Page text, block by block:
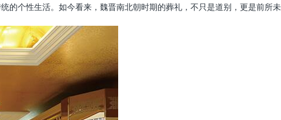
的个性生活。如今看来，魏晋南北朝时期的葬礼，不只是道别，更是前所未